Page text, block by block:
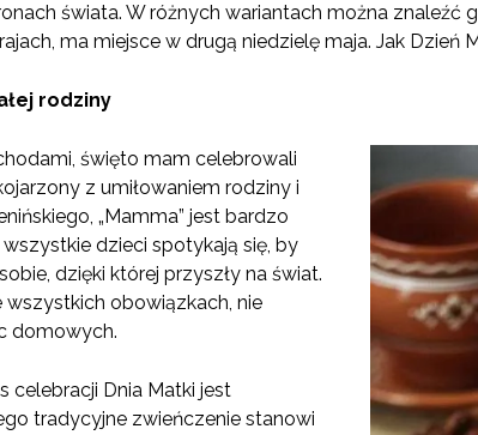
świata. W różnych wariantach można znaleźć
ma miejsce w drugą niedzielę maja. Jak Dzień
rodziny
święto mam celebrowali
z umiłowaniem rodziny i
„Mamma” jest bardzo
dzieci spotykają się, by
dzięki której przyszły na świat.
obowiązkach, nie
domowych.
celebracji Dnia Matki jest
tradycyjne zwieńczenie stanowi